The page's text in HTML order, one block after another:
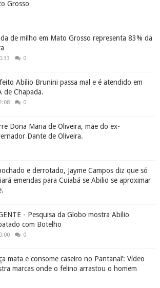
Grosso
de milho em Mato Grosso representa 83% da
0
Abílio Brunini passa mal e é atendido em
de Chapada.
0
Dona Maria de Oliveira, mãe do ex-
Dante de Oliveira.
e derrotado, Jayme Campos diz que só
emendas para Cuiabá se Abilio se aproximar
- Pesquisa da Globo mostra Abílio
com Botelho
0
mata e consome caseiro no Pantanal’: Vídeo
marcas onde o felino arrastou o homem